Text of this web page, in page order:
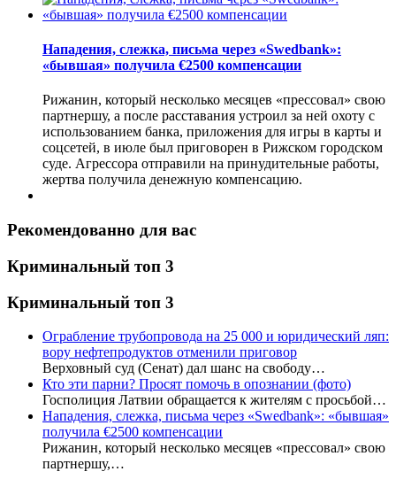
Нападения, слежка, письма через «Swedbank»:
«бывшая» получила €2500 компенсации
Рижанин, который несколько месяцев «прессовал» свою
партнершу, а после расставания устроил за ней охоту с
использованием банка, приложения для игры в карты и
соцсетей, в июле был приговорен в Рижском городском
суде. Агрессора отправили на принудительные работы,
жертва получила денежную компенсацию.
Рекомендованно для вас
Криминальный топ 3
Криминальный топ 3
Ограбление трубопровода на 25 000 и юридический ляп:
вору нефтепродуктов отменили приговор
Верховный суд (Сенат) дал шанс на свободу…
Кто эти парни? Просят помочь в опознании (фото)
Госполиция Латвии обращается к жителям с просьбой…
Нападения, слежка, письма через «Swedbank»: «бывшая»
получила €2500 компенсации
Рижанин, который несколько месяцев «прессовал» свою
партнершу,…